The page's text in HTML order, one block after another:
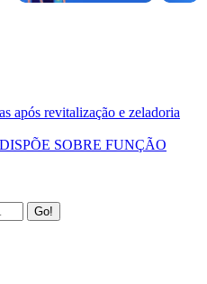
após revitalização e zeladoria
DISPÕE SOBRE FUNÇÃO